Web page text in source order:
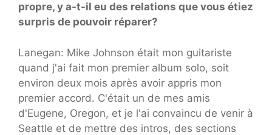
propre, y a-t-il eu des relations que vous étiez
surpris de pouvoir réparer?
Lanegan: Mike Johnson était mon guitariste
quand j'ai fait mon premier album solo, soit
environ deux mois après avoir appris mon
premier accord. C'était un de mes amis
d'Eugene, Oregon, et je l'ai convaincu de venir à
Seattle et de mettre des intros, des sections